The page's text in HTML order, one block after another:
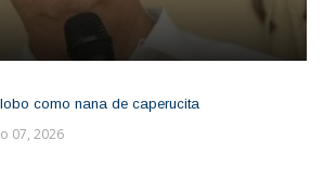
como nana de caperucita
07, 2026